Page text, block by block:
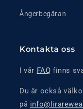
Ångerbegäran
Kontakta oss
I vår FAQ finns
Du är också
på